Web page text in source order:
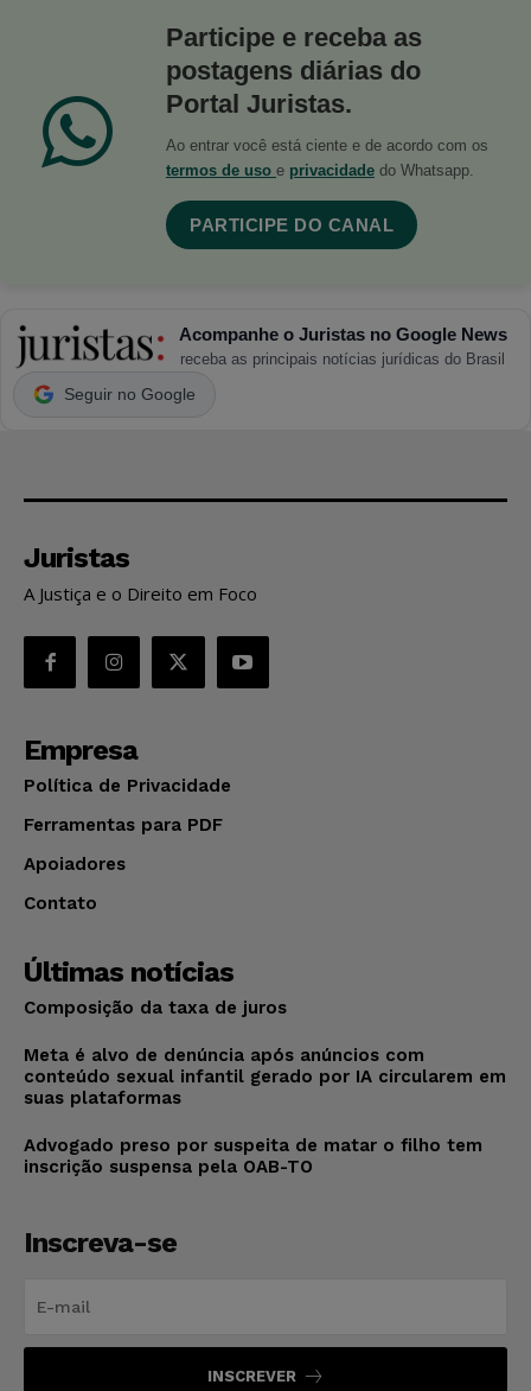
Participe e receba as
postagens diárias do
Portal Juristas.
Ao entrar você está ciente e de acordo com os
termos de uso e privacidade do Whatsapp.
PARTICIPE DO CANAL
Acompanhe o Juristas no Google News
receba as principais notícias jurídicas do Brasil
Seguir no Google
Juristas
A Justiça e o Direito em Foco
Empresa
Política de Privacidade
Ferramentas para PDF
Apoiadores
Contato
Últimas notícias
Composição da taxa de juros
Meta é alvo de denúncia após anúncios com
conteúdo sexual infantil gerado por IA circularem em
suas plataformas
Advogado preso por suspeita de matar o filho tem
inscrição suspensa pela OAB-TO
Inscreva-se
INSCREVER